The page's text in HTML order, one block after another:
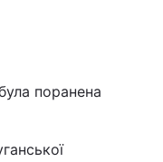
поранена